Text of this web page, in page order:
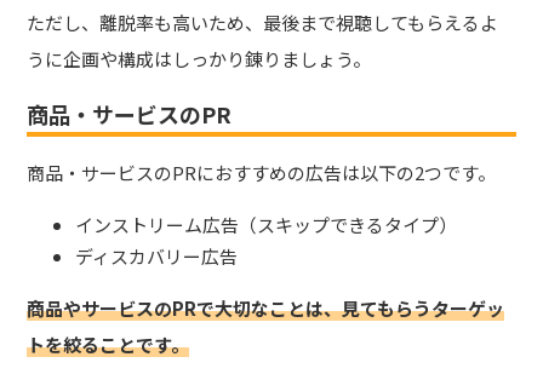
ただし、離脱率も高いため、最後まで視聴してもらえるよ
うに企画や構成はしっかり錬りましょう。
商品・サービスのPR
商品・サービスのPRにおすすめの広告は以下の2つです。
インストリーム広告（スキップできるタイプ）
ディスカバリー広告
商品やサービスのPRで大切なことは、見てもらうターゲッ
トを絞ることです。